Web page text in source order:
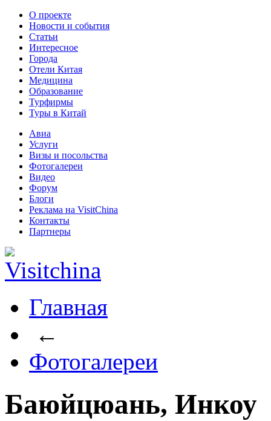
О проекте
Новости и события
Статьи
Интересное
Города
Отели Китая
Медицина
Образование
Турфирмы
Туры в Китай
Авиа
Услуги
Визы и посольства
Фотогалереи
Видео
Форум
Блоги
Реклама на VisitChina
Контакты
Партнеры
Главная
←
Фотогалереи
Баюйцюань, Инкоу